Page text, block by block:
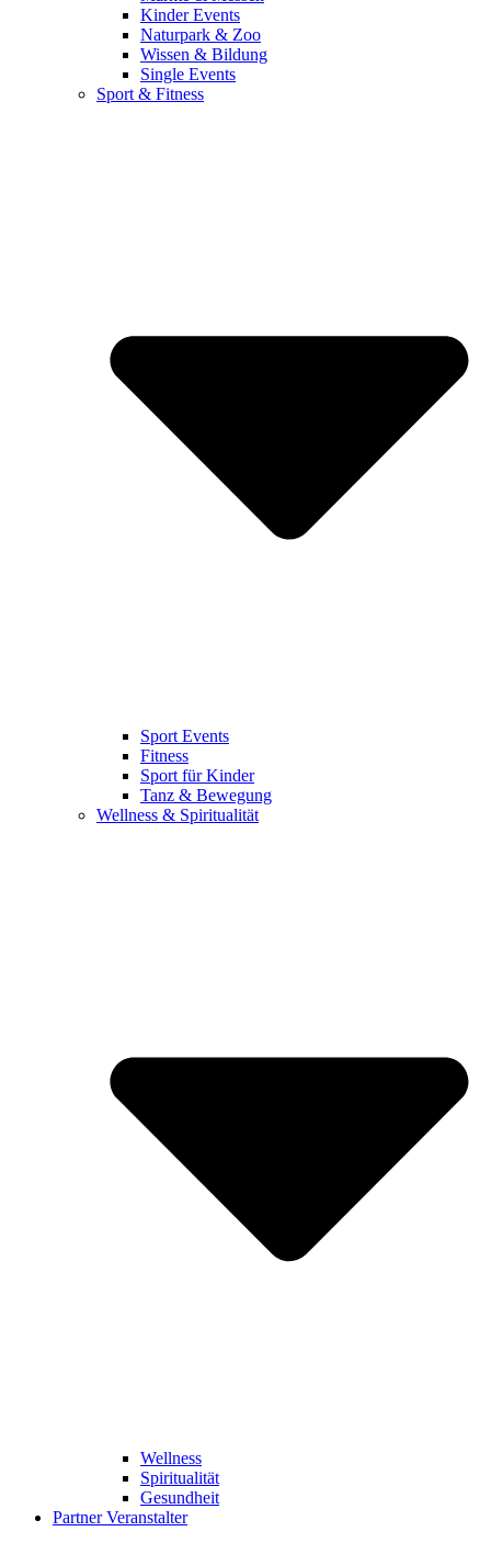
Kinder Events
Naturpark & Zoo
Wissen & Bildung
Single Events
Sport & Fitness
Sport Events
Fitness
Sport für Kinder
Tanz & Bewegung
Wellness & Spiritualität
Wellness
Spiritualität
Gesundheit
Partner Veranstalter